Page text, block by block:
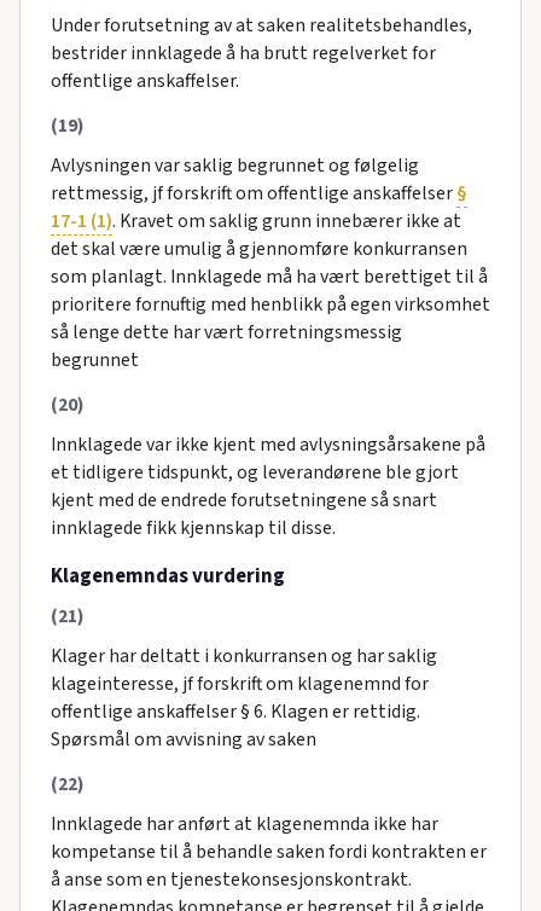
Under forutsetning av at saken realitetsbehandles,
bestrider innklagede å ha brutt regelverket for
offentlige anskaffelser.
(19)
Avlysningen var saklig begrunnet og følgelig
rettmessig, jf forskrift om offentlige anskaffelser§
17-1 (1). Kravet om saklig grunn innebærer ikke at
det skal være umulig å gjennomføre konkurransen
som planlagt. Innklagede må ha vært berettiget til å
prioritere fornuftig med henblikk på egen virksomhet
så lenge dette har vært forretningsmessig
begrunnet
(20)
Innklagede var ikke kjent med avlysningsårsakene på
et tidligere tidspunkt, og leverandørene ble gjort
kjent med de endrede forutsetningene så snart
innklagede fikk kjennskap til disse.
Klagenemndas vurdering
(21)
Klager har deltatt i konkurransen og har saklig
klageinteresse, jf forskrift om klagenemnd for
offentlige anskaffelser § 6. Klagen er rettidig.
Spørsmål om avvisning av saken
(22)
Innklagede har anført at klagenemnda ikke har
kompetanse til å behandle saken fordi kontrakten er
å anse som en tjenestekonsesjonskontrakt.